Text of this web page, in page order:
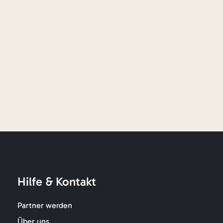
Hilfe & Kontakt
Partner werden